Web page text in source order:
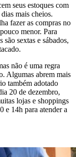
seus estoques com
mais cheios.
fazer as compras no
menor. Para
sextas e sábados,
não é uma regra
Algumas abrem mais
também adotado
20 de dezembro,
lojas e shoppings
e 14h para atender a